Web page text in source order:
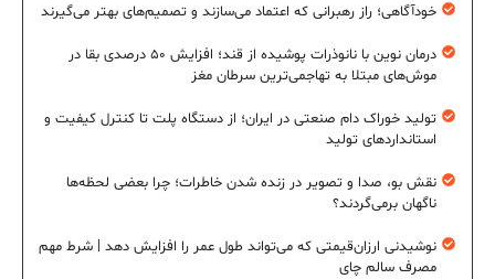
خودآگاهی؛ راز رهبرانی که اعتماد می‌سازند و تصمیم‌های بهتر می‌گیرند
درمان نوین با نانوذرات پوشیده از قند؛ افزایش ۵۰ درصدی بقا در
موش‌های مبتلا به تهاجمی‌ترین سرطان مغز
تولید خوراک دام صنعتی در ایران؛ از دستگاه پلت تا کنترل کیفیت و
استانداردهای تولید
نقش بو، صدا و تصویر در زنده شدن خاطرات؛ چرا بعضی لحظه‌ها
ناگهان برمی‌گردند؟
نوشیدنی ارزان‌قیمتی که می‌تواند طول عمر را افزایش دهد | شرط مهم
مصرف سالم چای